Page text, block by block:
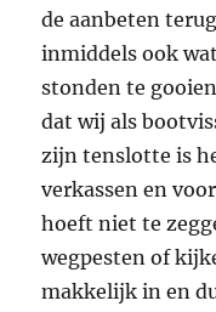
de aanbeten
inmiddels ook
stonden te
dat wij als
zijn tenslotte is
verkassen en
hoeft niet te
wegpesten of
makkelijk in en